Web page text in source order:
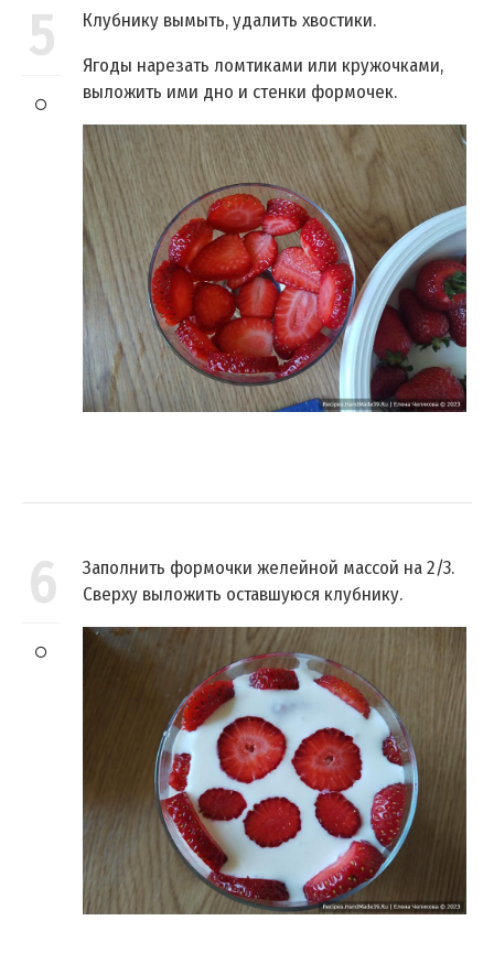
5
Клубнику вымыть, удалить хвостики.
Ягоды нарезать ломтиками или кружочками,
выложить ими дно и стенки формочек.
6
Заполнить формочки желейной массой на 2/3.
Сверху выложить оставшуюся клубнику.